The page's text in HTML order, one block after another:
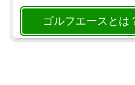
ゴルフエースとは